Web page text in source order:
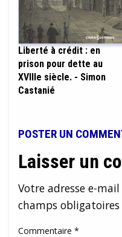
Liberté à crédit : en
prison pour dette au
XVIIIe siècle. - Simon
Castanié
POSTER UN
Laisser un
Votre adresse e-
champs
Commentaire *